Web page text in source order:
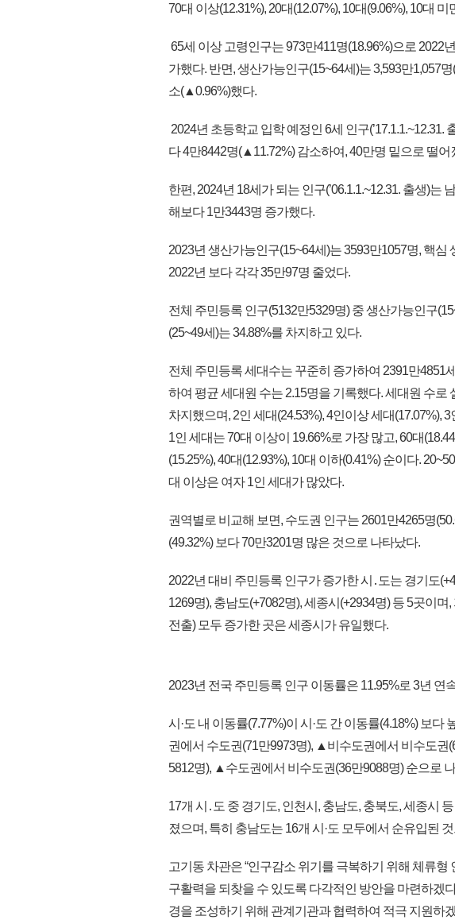
70대 이상(12.31%), 20대(12.07%), 10대(9.06%), 10대 미
65세 이상 고령인구는 973만411명(18.96%)으로 2022
가했다. 반면, 생산가능인구(15~64세)는 3,593만1,057
소(▲0.96%)했다.
2024년 초등학교 입학 예정인 6세 인구(’17.1.1.~12.31.
다 4만8442명(▲11.72%) 감소하여, 40만명 밑으로 떨어
한편, 2024년 18세가 되는 인구(’06.1.1.~12.31. 출생)는
해보다 1만3443명 증가했다.
2023년 생산가능인구(15~64세)는 3593만1057명, 핵
2022년 보다 각각 35만97명 줄었다.
전체 주민등록 인구(5132만5329명) 중 생산가능인구
(25~49세)는 34.88%를 차지하고 있다.
전체 주민등록 세대수는 꾸준히 증가하여 2391만4851
하여 평균 세대원 수는 2.15명을 기록했다. 세대원 수로
차지했으며, 2인 세대(24.53%), 4인이상 세대(17.07%),
1인 세대는 70대 이상이 19.66%로 가장 많고, 60대
(15.25%), 40대(12.93%), 10대 이하(0.41%) 순이다.
대 이상은 여자 1인 세대가 많았다.
권역별로 비교해 보면, 수도권 인구는 2601만4265명
(49.32%) 보다 70만3201명 많은 것으로 나타났다.
2022년 대비 주민등록 인구가 증가한 시․도는 경기도
1269명), 충남도(+7082명), 세종시(+2934명) 등 5곳이
전출) 모두 증가한 곳은 세종시가 유일했다.
2023년 전국 주민등록 인구 이동률은 11.95%로 3년 연
시·도 내 이동률(7.77%)이 시·도 간 이동률(4.18%) 보
권에서 수도권(71만9973명), ▲비수도권에서 비수도
5812명), ▲수도권에서 비수도권(36만9088명) 순으로
17개 시․도 중 경기도, 인천시, 충남도, 충북도, 세종시
졌으며, 특히 충남도는 16개 시·도 모두에서 순유입된
고기동 차관은 “인구감소 위기를 극복하기 위해 체류
구활력을 되찾을 수 있도록 다각적인 방안을 마련하겠
경을 조성하기 위해 관계기관과 협력하여 적극 지원하